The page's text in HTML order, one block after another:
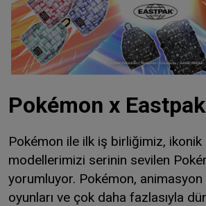
Pokémon x Eastpak
Pokémon ile ilk iş birliğimiz, ikonik
modellerimizi serinin sevilen
yorumluyor. Pokémon,
oyunları ve çok daha fazlasıyla